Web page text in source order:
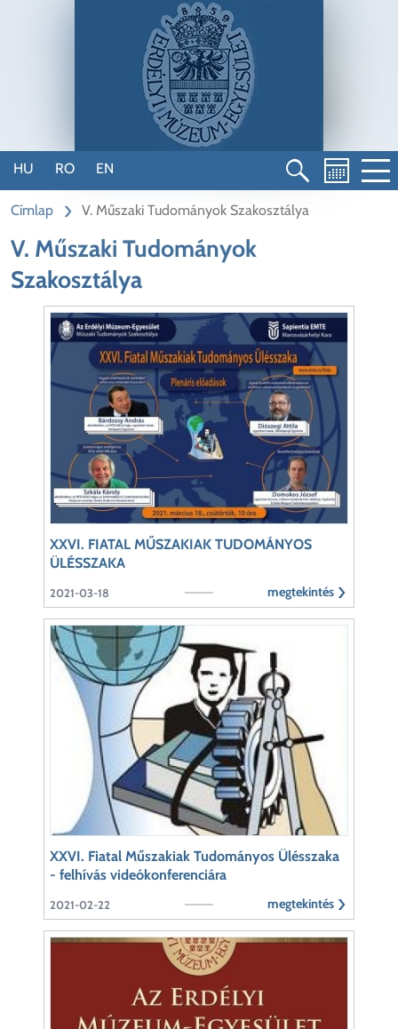
HU RO EN
Címlap V. Műszaki Tudományok Szakosztálya
V. Műszaki Tudományok
Szakosztálya
XXVI. FIATAL MŰSZAKIAK TUDOMÁNYOS
ÜLÉSSZAKA
megtekintés
2021-03-18
XXVI. Fiatal Műszakiak Tudományos Ülésszaka
- felhívás videókonferenciára
megtekintés
2021-02-22